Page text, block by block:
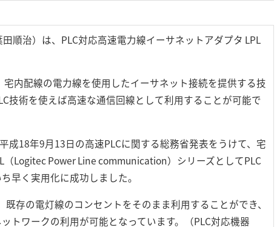
順治）は、PLC対応高速電力線イーサネットアダプタ LPL
内配線の電力線を使用したイーサネット接続を提供する技
技術を使えば高速な通信回線として利用することが可能で
成18年9月13日の高速PLCに関する総務省発表をうけて、宅
Logitec Power Line communication）シリーズとしてPLC
早く実用化に成功しました。
存の電灯線のコンセントをそのまま利用することができ、
トワークの利用が可能となっています。（PLC対応機器